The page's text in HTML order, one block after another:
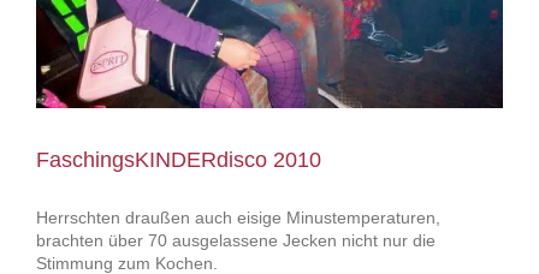
FaschingsKINDERdisco 2010
Herrschten draußen auch eisige Minustemperaturen,
brachten über 70 ausgelassene Jecken nicht nur die
Stimmung zum Kochen.